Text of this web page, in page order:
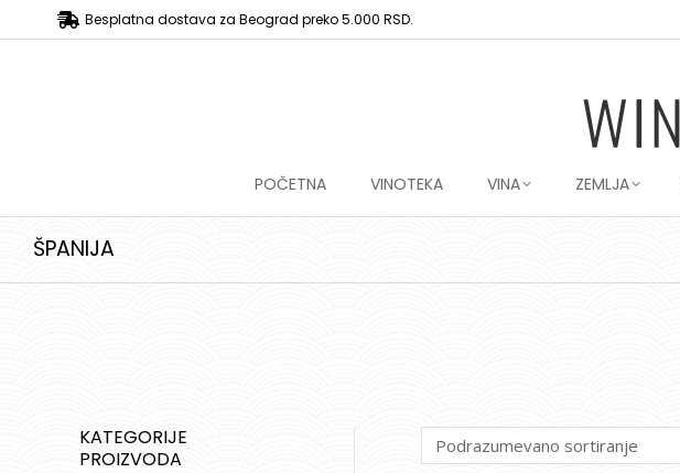
Besplatna dostava za Beograd preko 5.000 RSD.
POČETNA VINOTEKA VINA ZEMLJA
ŠPANIJA
KATEGORIJE
PROIZVODA